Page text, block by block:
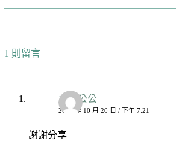
1 則留言
太陽公公
2022 年 10 月 20 日 / 下午 7:21
謝謝分享